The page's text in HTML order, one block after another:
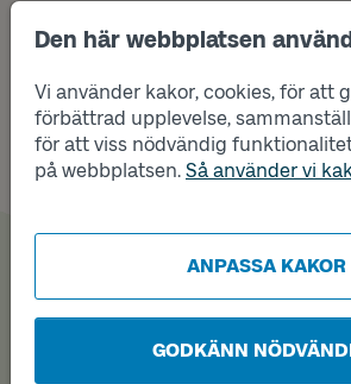
Den här webbplatsen
Vi använder kakor, cookies, för att
förbättrad upplevelse,
för att viss nödvändig
på webbplatsen. Så använder vi
ANPASSA KAKOR
GODKÄNN
A